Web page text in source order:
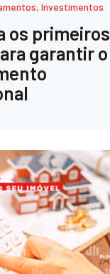
,Investimentos
os primeiros
garantir o